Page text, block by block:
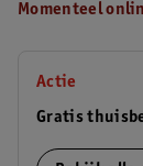
Momenteel
Actie
Gratis